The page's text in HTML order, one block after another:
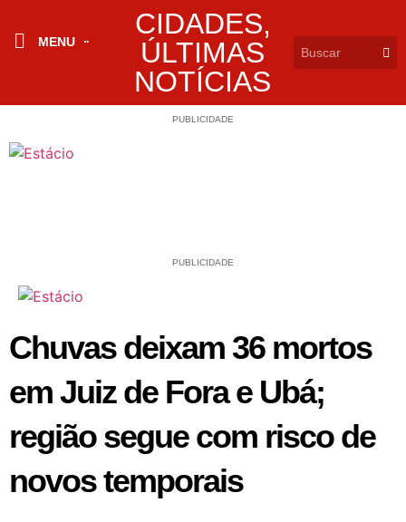
MENU
CIDADES,
ÚLTIMAS
NOTÍCIAS
PUBLICIDADE
PUBLICIDADE
Chuvas deixam 36 mortos
em Juiz de Fora e Ubá;
região segue com risco de
novos temporais